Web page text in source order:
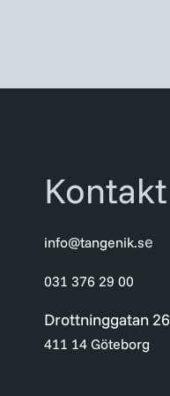
Kontakt
info@tangenik.se
031 376 29 00
Drottninggatan 26
411 14 Göteborg